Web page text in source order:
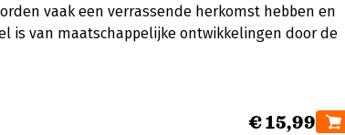
vaak een verrassende herkomst hebben en
is van maatschappelijke ontwikkelingen door de
€ 15,99